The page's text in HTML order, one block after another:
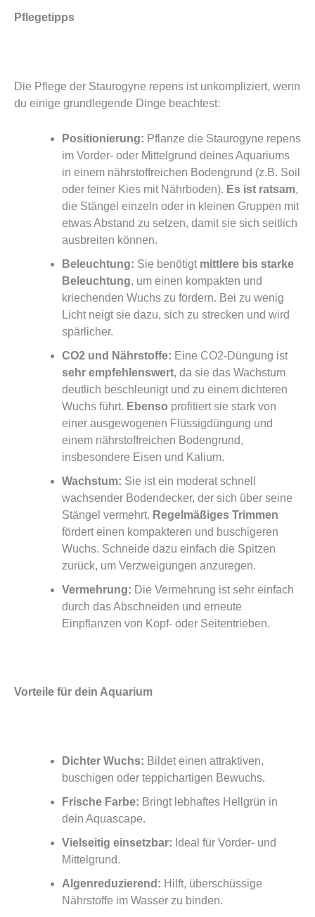
Pflegetipps
Die Pflege der Staurogyne repens ist unkompliziert, wenn
du einige grundlegende Dinge beachtest:
Positionierung: Pflanze die Staurogyne repens
im Vorder- oder Mittelgrund deines Aquariums
in einem nährstoffreichen Bodengrund (z.B. Soil
oder feiner Kies mit Nährboden). Es ist ratsam,
die Stängel einzeln oder in kleinen Gruppen mit
etwas Abstand zu setzen, damit sie sich seitlich
ausbreiten können.
Beleuchtung: Sie benötigt mittlere bis starke
Beleuchtung, um einen kompakten und
kriechenden Wuchs zu fördern. Bei zu wenig
Licht neigt sie dazu, sich zu strecken und wird
spärlicher.
CO2 und Nährstoffe: Eine CO2-Düngung ist
sehr empfehlenswert, da sie das Wachstum
deutlich beschleunigt und zu einem dichteren
Wuchs führt. Ebenso profitiert sie stark von
einer ausgewogenen Flüssigdüngung und
einem nährstoffreichen Bodengrund,
insbesondere Eisen und Kalium.
Wachstum: Sie ist ein moderat schnell
wachsender Bodendecker, der sich über seine
Stängel vermehrt. Regelmäßiges Trimmen
fördert einen kompakteren und buschigeren
Wuchs. Schneide dazu einfach die Spitzen
zurück, um Verzweigungen anzuregen.
Vermehrung: Die Vermehrung ist sehr einfach
durch das Abschneiden und erneute
Einpflanzen von Kopf- oder Seitentrieben.
Vorteile für dein Aquarium
Dichter Wuchs: Bildet einen attraktiven,
buschigen oder teppichartigen Bewuchs.
Frische Farbe: Bringt lebhaftes Hellgrün in
dein Aquascape.
Vielseitig einsetzbar: Ideal für Vorder- und
Mittelgrund.
Algenreduzierend: Hilft, überschüssige
Nährstoffe im Wasser zu binden.